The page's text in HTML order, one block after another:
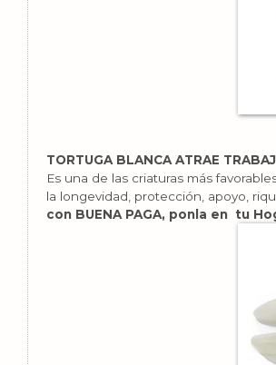
TORTUGA BLANCA ATRAE
Es una de las criaturas más
la longevidad, protección, apoyo,
con BUENA PAGA, ponla en tu